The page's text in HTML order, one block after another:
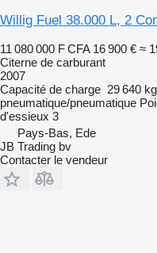
Willig Fuel 38.000 L, 2
11 080 000 F CFA 16 900 € ≈
Citerne de carburant
2007
Capacité de charge 29 640 kg
pneumatique/pneumatique
d'essieux 3
Pays-Bas, Ede
JB Trading bv
Contacter le vendeur